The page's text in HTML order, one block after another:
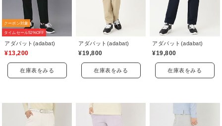
クーポン対象
タイムセール52%OFF
アダバット(adabat)
¥13,200
在庫表をみる
アダバット(adabat)
¥19,800
在庫表をみる
アダバット(adabat)
¥19,800
在庫表をみる